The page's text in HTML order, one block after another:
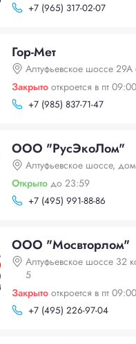
+7 (965) 317-02-07
Гор-Мет
Алтуфьевское шоссе 29А
Закрыто откроется в пт 09:00
+7 (985) 837-71-47
ООО "РусЭкоЛом"
Алтуфьевское шоссе,
Открыто до 23:59
+7 (495) 991-88-86
ООО "Мосвторлом"
Алтуфьевское шоссе 32
5
Закрыто откроется в пт 09:00
+7 (495) 226-97-04